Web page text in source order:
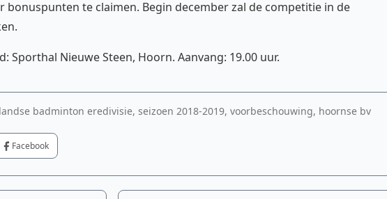
bonuspunten te claimen. Begin december zal de competitie in de
Sporthal Nieuwe Steen, Hoorn. Aanvang: 19.00 uur.
badminton eredivisie, seizoen 2018-2019, voorbeschouwing, hoornse bv
Facebook